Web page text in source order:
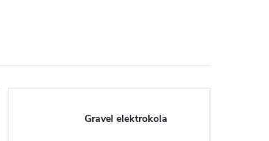
Gravel elektrokola